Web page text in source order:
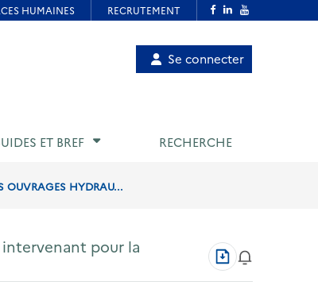
Menu
utilisateur
Se connecter
ET BREF RECHERCHE
OUVRAGES HYDRAU...
pour la
Télécharger
au
format